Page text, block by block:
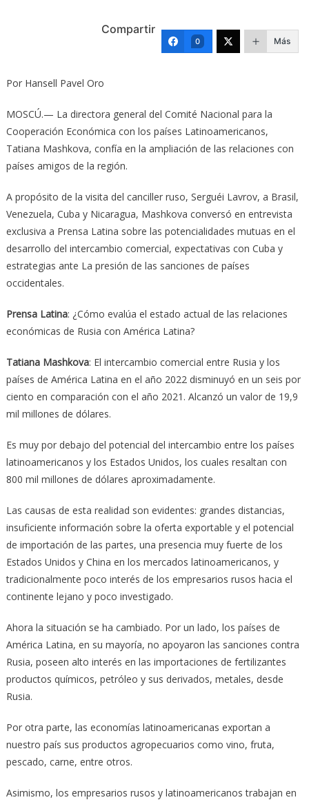
Compartir
0 Más
Por Hansell Pavel Oro
MOSCÚ.— La directora general del Comité Nacional para la
Cooperación Económica con los países Latinoamericanos,
Tatiana Mashkova, confía en la ampliación de las relaciones con
países amigos de la región.
A propósito de la visita del canciller ruso, Serguéi Lavrov, a Brasil,
Venezuela, Cuba y Nicaragua, Mashkova conversó en entrevista
exclusiva a Prensa Latina sobre las potencialidades mutuas en el
desarrollo del intercambio comercial, expectativas con Cuba y
estrategias ante La presión de las sanciones de países
occidentales.
Prensa Latina: ¿Cómo evalúa el estado actual de las relaciones
económicas de Rusia con América Latina?
Tatiana Mashkova: El intercambio comercial entre Rusia y los
países de América Latina en el año 2022 disminuyó en un seis por
ciento en comparación con el año 2021. Alcanzó un valor de 19,9
mil millones de dólares.
Es muy por debajo del potencial del intercambio entre los países
latinoamericanos y los Estados Unidos, los cuales resaltan con
800 mil millones de dólares aproximadamente.
Las causas de esta realidad son evidentes: grandes distancias,
insuficiente información sobre la oferta exportable y el potencial
de importación de las partes, una presencia muy fuerte de los
Estados Unidos y China en los mercados latinoamericanos, y
tradicionalmente poco interés de los empresarios rusos hacia el
continente lejano y poco investigado.
Ahora la situación se ha cambiado. Por un lado, los países de
América Latina, en su mayoría, no apoyaron las sanciones contra
Rusia, poseen alto interés en las importaciones de fertilizantes
productos químicos, petróleo y sus derivados, metales, desde
Rusia.
Por otra parte, las economías latinoamericanas exportan a
nuestro país sus productos agropecuarios como vino, fruta,
pescado, carne, entre otros.
Asimismo, los empresarios rusos y latinoamericanos trabajan en